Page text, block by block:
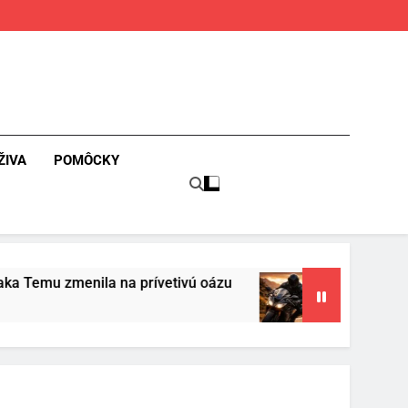
POMÔCKY
prívetivú oázu Povinná výbava
3 Mesiace Ago